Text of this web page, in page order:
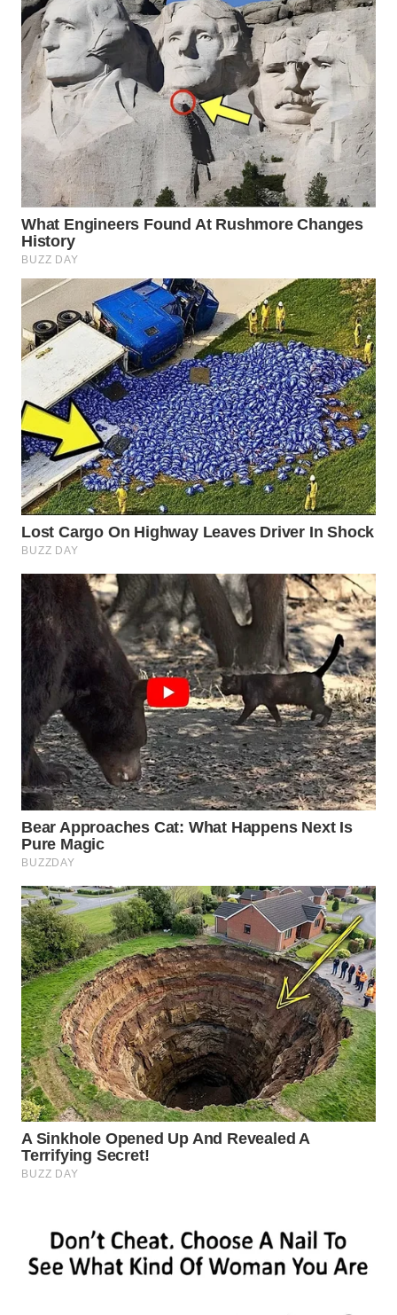
WN
SIMALUNGUN
WN
LABUHANBATU
WN
TAPANULI
TENGAH
WN DELI
SERDANG
WN
TEBING
TINGGI
WN
PAKPAK
WN
KARAWANG
WN
BEKASI
BOGOR
WN
DEPOK
WN
TAPANULI
UTARA
WN
SAMOSIR
WN
PADANG
LAWAS
WN
SUMEDANG
WN
CIANJUR
WN
KEPULAUAN
SERIBU
WN
TANGERANG
BINJAI
WN